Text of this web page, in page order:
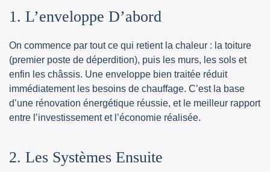
1. L’enveloppe D’abord
On commence par tout ce qui retient la chaleur : la toiture
(premier poste de déperdition), puis les murs, les sols et
enfin les châssis. Une enveloppe bien traitée réduit
immédiatement les besoins de chauffage. C’est la base
d’une rénovation énergétique réussie, et le meilleur rapport
entre l’investissement et l’économie réalisée.
2. Les Systèmes Ensuite